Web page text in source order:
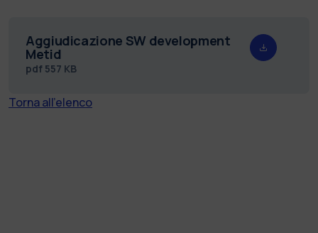
Aggiudicazione SW development
Metid
pdf 557 KB
Torna all'elenco